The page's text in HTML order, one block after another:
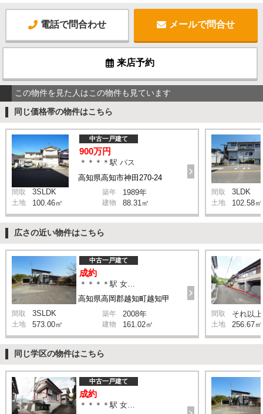
電話で問合わせ メールで問合せ
来店予約
この物件を見た人はこの物件も見ています
同じ価格帯の物件はこちら
高知県高知市神田270-24
中古一戸建て
900万円
＊＊＊＊駅 バス
間取 3SLDK 築年 1989年
土地 100.46㎡ 建物 88.31㎡
間取 3LDK
土地 102.58㎡
広さの近い物件はこちら
高知県高岡郡越知町越知甲
中古一戸建て
成約
間取 3SLDK 築年 2008年
土地 573.00㎡ 建物 161.02㎡
間取 それ以上
土地 256.67㎡
同じ学区の物件はこちら
中古一戸建て
成約
＊＊＊＊駅 女川通バス停歩1分